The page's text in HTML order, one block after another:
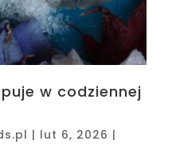
w codziennej
| lut 6, 2026 |